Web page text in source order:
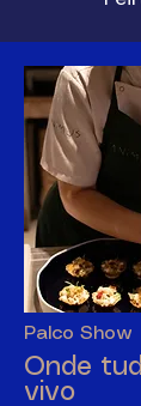
Palco Show
Onde
vivo